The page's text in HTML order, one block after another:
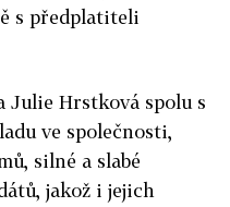
s předplatiteli
Julie Hrstková spolu s
ve společnosti,
silné a slabé
jakož i jejich